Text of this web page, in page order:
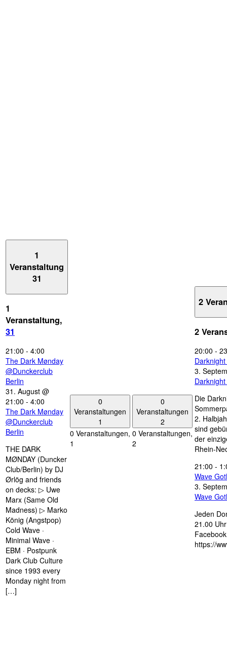
1
Veranstaltung
31
1
Veranstaltung,
31
21:00 - 4:00
The Dark Mønday
@Dunckerclub
Berlin
31. August @
21:00 - 4:00
The Dark Mønday
@Dunckerclub
Berlin
THE DARK
MØNDAY (Duncker
Club/Berlin) by DJ
Ørlög and friends
on decks: ▷ Uwe
Marx (Same Old
Madness) ▷ Marko
König (Angstpop)
Cold Wave ·
Minimal Wave ·
EBM · Postpunk
Dark Club Culture
since 1993 every
Monday night from
[…]
0
Veranstaltungen
1
0 Veranstaltungen,
1
0
Veranstaltungen
2
0 Veranstaltungen,
2
2
2
20:00 -
3.
Die
2.
sind
der
Rhein-
21:00 -
Wave
3.
Wave
Jeden
21.00
https://